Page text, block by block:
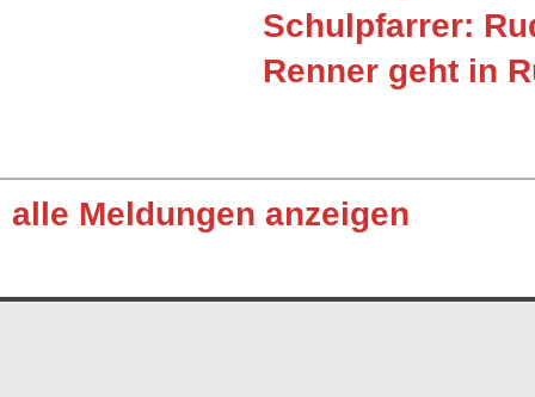
Schulpfarrer:
Renner geht in
alle Meldungen anzeigen